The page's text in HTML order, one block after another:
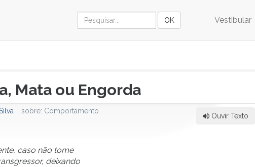
Vestibular
Mata ou Engorda
Ouvir Texto
sobre: Comportamento
caso não tome
deixando